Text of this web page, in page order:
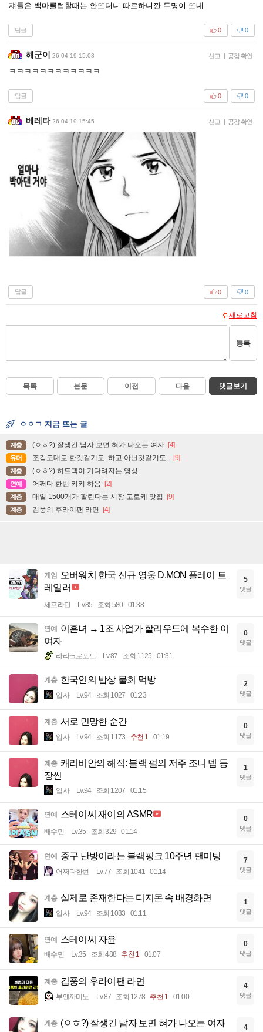
쟤들은 백마클럽할때는 안뜨더니 따로하니깐 두명이 뜨네
답글 0
0
해군이 26-04-19 15:08 신고 | 공감 확인
ㅋㅋㅋㅋㅋㅋㅋㅋㅋㅋㅋㅋ
답글 0
0
베레타 26-04-19 15:45 신고 | 공감 확인
답글 0
0
새로고침
등록
목록 본문 이전 다음 댓글보기
ㅇㅇㄱ 지금 뜨는 글
계층 (ㅇㅎ?) 잘생긴 남자 보면 혀가 나오는 여자 [4]
유머 조감도대로 한것같기도..하고 아닌것같기도.. [9]
계층 (ㅇㅎ?) 히트텍이 기다려지는 영상
연예 어쩌다 한번 키키 하음 [2]
계층 매일 1500개가 팔린다는 시장 고로케 맛집 [9]
계층 김풍의 후라이팬 라면 [4]
게임
오버워치 한국 신규 영웅 D.MON 플레이 트
레일러
세프라딘 Lv.85 조회 580 01:38
5
댓글
연예
이혼녀 → 1조 사업가 할리우드에 복수한 이
여자
라라크로포드 Lv.87 조회 1125 01:31
0
댓글
계층 한국인의 밥상 물회 먹방
입사 Lv.94 조회 1027 01:23
2
댓글
계층 서로 민망한 순간
입사 Lv.94 조회 1173 추천 1 01:19
0
댓글
계층 캐리비안의 해적: 블랙 펄의 저주 조니 뎁 등
장씬
입사 Lv.94 조회 1207 01:15
1
댓글
연예 스테이씨 재이의 ASMR
배수민 Lv.35 조회 329 01:14
0
댓글
연예 중구 난방이라는 블랙핑크 10주년 팬미팅
어쩌다한번 Lv.77 조회 1041 01:14
7
댓글
계층 실제로 존재한다는 디지몬 속 배경화면
입사 Lv.94 조회 1033 01:11
1
댓글
연예 스테이씨 자윤
배수민 Lv.35 조회 488 추천 1 01:07
0
댓글
계층 김풍의 후라이팬 라면
부엔까미노 Lv.87 조회 1278 추천 1 01:00
4
댓글
계층 (ㅇㅎ?) 잘생긴 남자 보면 혀가 나오는 여자 4